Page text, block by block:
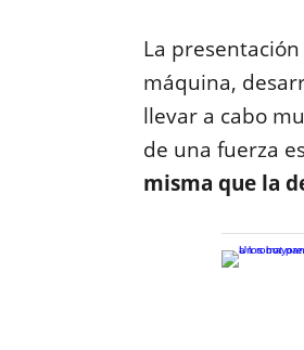
La
máquina,
llevar a cabo
de una fuerza
misma que la